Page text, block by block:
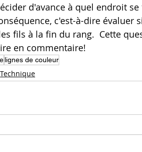
d'avance à quel endroit
c'est-à-dire évaluer
fils à la fin du rang.  Cette
en commentaire!
lignes de couleur
Technique